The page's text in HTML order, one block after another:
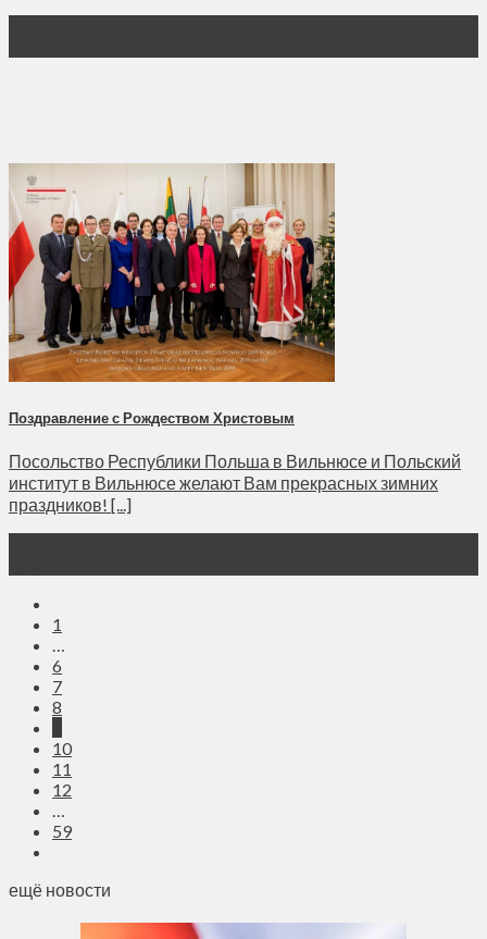
Поздравление с Рождеством Христовым
Посольство Республики Польша в Вильнюсе и Польский
институт в Вильнюсе желают Вам прекрасных зимних
праздников! [...]
1
…
6
7
8
10
11
12
…
59
ещё новости